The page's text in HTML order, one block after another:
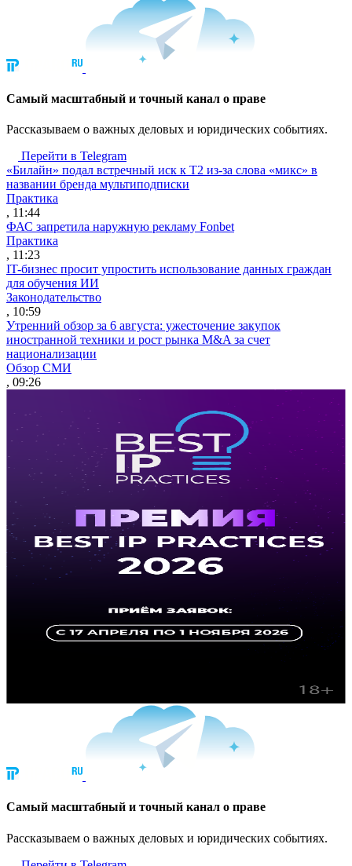
Cамый масштабный и точный канал о праве
Рассказываем о важных деловых и юридических событиях.
Перейти в Telegram
«Билайн» подал встречный иск к Т2 из-за слова «микс» в
названии бренда мультиподписки
Практика
, 11:44
ФАС запретила наружную рекламу Fonbet
Практика
, 11:23
IT-бизнес просит упростить использование данных граждан
для обучения ИИ
Законодательство
, 10:59
Утренний обзор за 6 августа: ужесточение закупок
иностранной техники и рост рынка M&A за счет
национализации
Обзор СМИ
, 09:26
Cамый масштабный и точный канал о праве
Рассказываем о важных деловых и юридических событиях.